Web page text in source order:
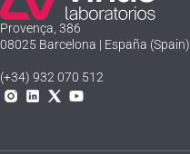
Laboratorios Viñas
Provença, 386
08025 Barcelona | España (Spain)
(+34) 932 070 512
Instagram
Linkedln
X YouTube